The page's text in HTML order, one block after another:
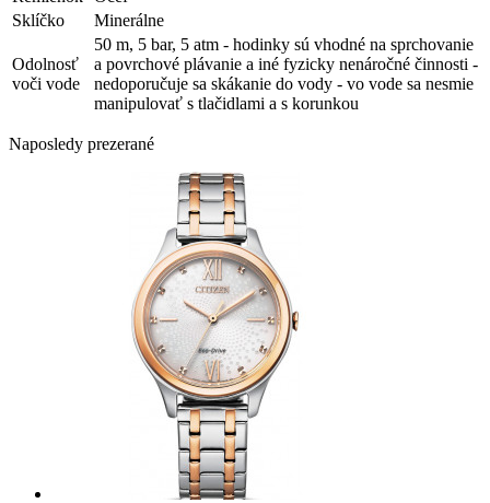
Sklíčko
Minerálne
Odolnosť
voči vode
50 m, 5 bar, 5 atm - hodinky sú vhodné na sprchovanie
a povrchové plávanie a iné fyzicky nenáročné činnosti -
nedoporučuje sa skákanie do vody - vo vode sa nesmie
manipulovať s tlačidlami a s korunkou
Naposledy prezerané